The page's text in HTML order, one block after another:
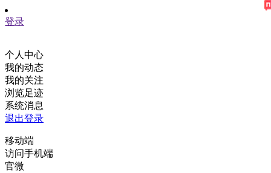
登录
个人中心
我的动态
我的关注
浏览足迹
系统消息
退出登录
移动端
访问手机端
官微